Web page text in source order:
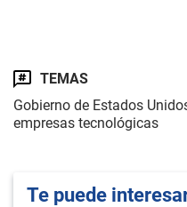
TEMAS
Gobierno de Estados
empresas tecnológicas
Te puede